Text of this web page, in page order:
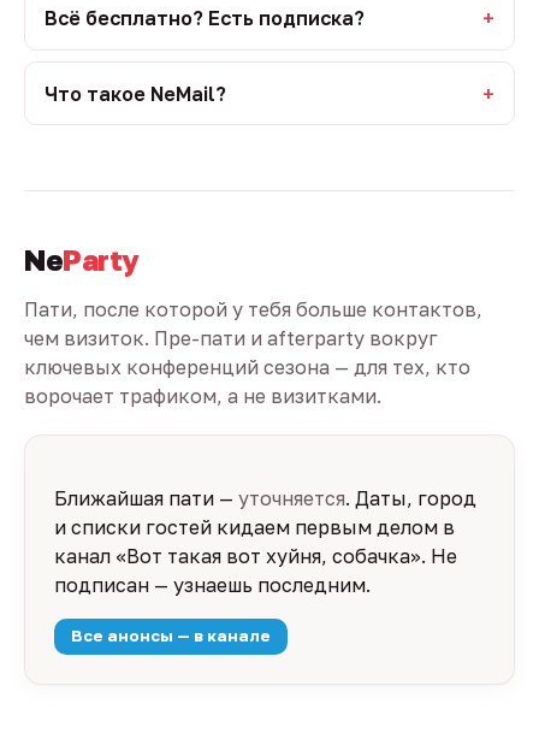
Всё бесплатно? Есть подписка?
Что такое NeMail?
NeParty
Пати, после которой у тебя больше контактов,
чем визиток. Пре-пати и afterparty вокруг
ключевых конференций сезона — для тех, кто
ворочает трафиком, а не визитками.
Ближайшая пати — уточняется. Даты, город
и списки гостей кидаем первым делом в
канал «Вот такая вот хуйня, собачка». Не
подписан — узнаешь последним.
Все анонсы — в канале